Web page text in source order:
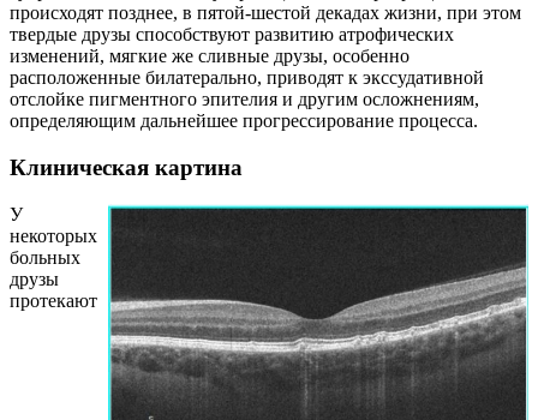
происходят позднее, в пятой-шестой декадах жизни, при этом
твердые друзы способствуют развитию атрофических
изменений, мягкие же сливные друзы, особенно
расположенные билатерально, приводят к экссудативной
отслойке пигментного эпителия и другим осложнениям,
определяющим дальнейшее прогрессирование процесса.
Клиническая картина
У
некоторых
больных
друзы
протекают